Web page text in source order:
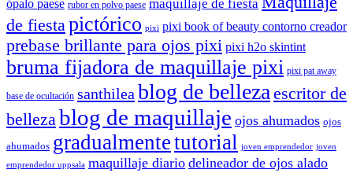
ópalo paese rubor en polvo paese maquillaje de fiesta
de fiestapictórico pixi pixi book of beauty contorno creador
prebase brillante para ojos pixi pixi h2o skintint
bruma fijadora de maquillaje pixi pixi pat away
base de ocultación santhileablog de bellezaescritor de
bellezablog de maquillaje ojos ahumados ojos
ahumados gradualmentetutorial joven emprendedor joven
emprendedor uppsala maquillaje diario delineador de ojos alado